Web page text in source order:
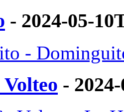
- 2024-05-
-
-